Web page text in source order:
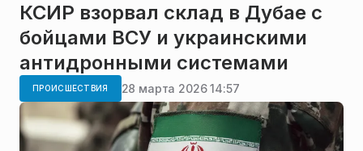
КСИР взорвал склад в Дубае с
бойцами ВСУ и украинскими
антидронными системами
ПРОИСШЕСТВИЯ 28 марта 2026 14:57